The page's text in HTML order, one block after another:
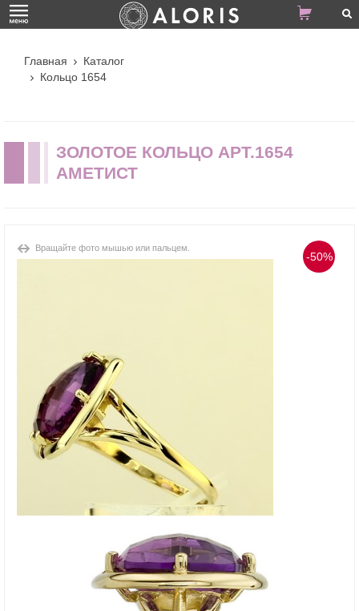
Главная
Каталог
Кольцо 1654
ЗОЛОТОЕ КОЛЬЦО АРТ.1654
АМЕТИСТ
-50%
Вращайте фото мышью или пальцем.